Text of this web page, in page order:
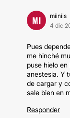
MI
miiniis
4 dic
Pues
me hinché
puse hielo
anestesia. Y
de cargar y
sale bien en
Responder